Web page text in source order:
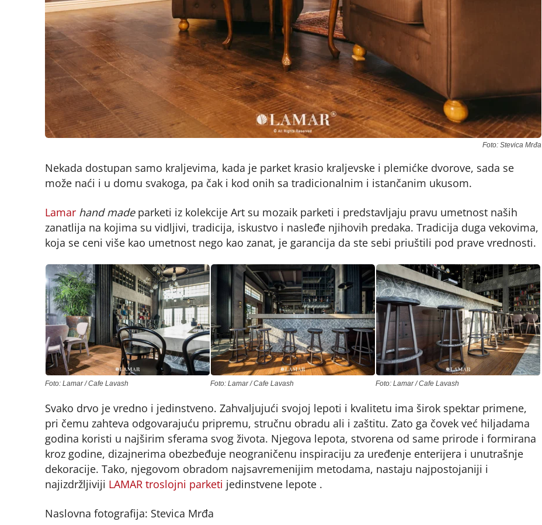
Foto: Stevica Mrđa
Nekada dostupan samo kraljevima, kada je parket krasio kraljevske i plemićke dvorove, sada se
može naći i u domu svakoga, pa čak i kod onih sa tradicionalnim i istančanim ukusom.
Lamar hand madeparketi iz kolekcije Art su mozaik parketi i predstavljaju pravu umetnost naših
zanatlija na kojima su vidljivi, tradicija, iskustvo i nasleđe njihovih predaka. Tradicija duga vekovima,
koja se ceni više kao umetnost nego kao zanat, je garancija da ste sebi priuštili pod prave vrednosti.
Foto: Lamar / Cafe Lavash Foto: Lamar / Cafe Lavash Foto: Lamar / Cafe Lavash
Svako drvo je vredno i jedinstveno. Zahvaljujući svojoj lepoti i kvalitetu ima širok spektar primene,
pri čemu zahteva odgovarajuću pripremu, stručnu obradu ali i zaštitu. Zato ga čovek već hiljadama
godina koristi u najširim sferama svog života. Njegova lepota, stvorena od same prirode i formirana
kroz godine, dizajnerima obezbeđuje neograničenu inspiraciju za uređenje enterijera i unutrašnje
dekoracije. Tako, njegovom obradom najsavremenijim metodama, nastaju najpostojaniji i
najizdržljiviji LAMAR troslojni parketi jedinstvene lepote .
Naslovna fotografija: Stevica Mrđa